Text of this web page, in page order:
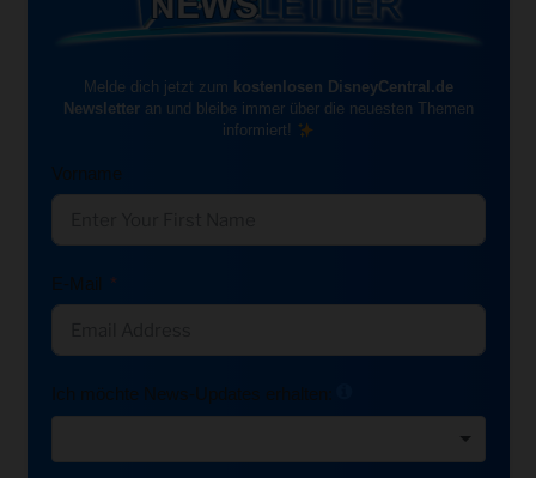
Melde dich jetzt zum kostenlosen DisneyCentral.de
Newsletteran und bleibe immer über die neuesten Themen
informiert!